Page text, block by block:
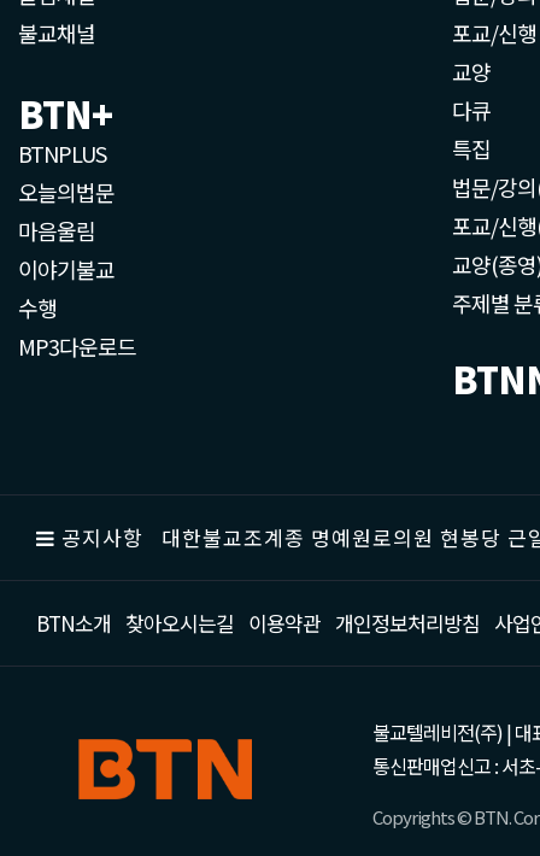
불교채널
BTN+
BTNPLUS
오늘의법문
마음울림
이야기불교
수행
MP3다운로드
포교/신행
교양
다큐
특집
법문/강
포교/신
교양(종
주제별 분
공지사항 대한불교조계종 명예원로의원 현봉당
BTN소개 찾아오시는길 이용약관 개인정보처리방침 사업
불교텔레비전(주) | 대
통신판매업신고 : 서
Copyrights © BTN.